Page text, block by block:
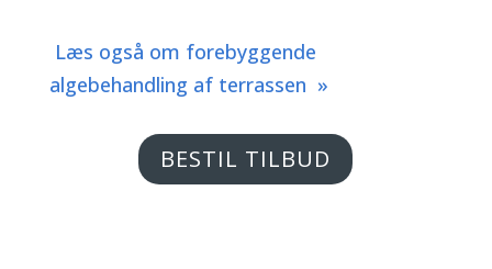
Læs også om forebyggende
algebehandling af terrassen »
BESTIL TILBUD